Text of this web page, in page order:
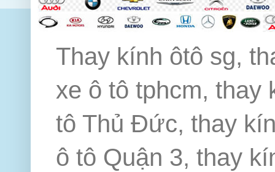
Thay kính ôtô sg,
xe ô tô tphcm, thay
tô Thủ Đức, thay
ô tô Quận 3, thay